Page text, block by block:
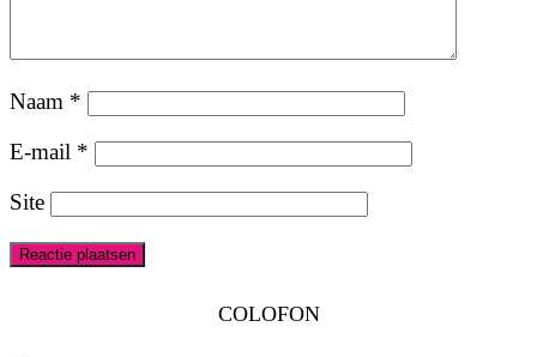
Naam *
E-mail *
Site
COLOFON